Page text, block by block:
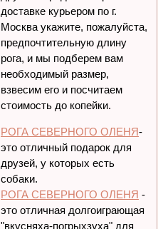
другого города или при
доставке курьером по г.
Москва укажите, пожалуйста,
предпочтительную длину
рога, и мы подберем вам
необходимый размер,
взвесим его и посчитаем
РОГА СЕВЕРНОГО ОЛЕНЯ
это отличный подарок для
друзей, у которых есть
собаки.
РОГА СЕВЕРНОГО ОЛЕНЯ-
это отличная долгоиграющая